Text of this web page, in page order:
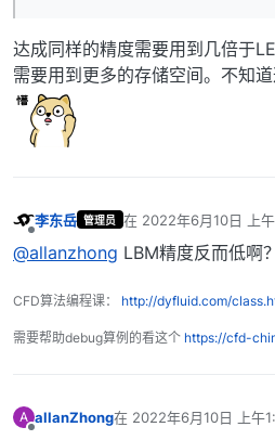
达成同样的精度需要用到几倍于
需要用到更多的存储空间。不知道
李东岳 管理员 在 2022年6月10日 上
最后由 编辑
@allanzhong LBM精度反而低啊
CFD算法编程课： http://dyfluid.com/
需要帮助debug算例的看这个 https://cfd-
A allanZhong在 2022年6月10日 上午
最后由 编辑